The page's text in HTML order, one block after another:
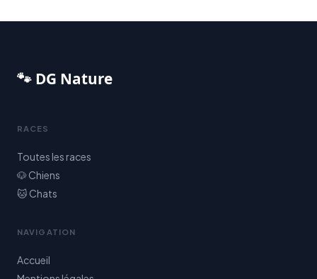
🐾 DG Nature
RACES
Toutes les races
🐶 Chiens
🐱 Chats
NAVIGATION
Accueil